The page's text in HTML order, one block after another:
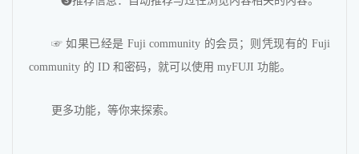
☞ 如果已经是 Fuji community 的会员；则凭现有的 Fuji
community 的 ID 和密码，就可以使用 myFUJI 功能。
更多功能，等你来探索。